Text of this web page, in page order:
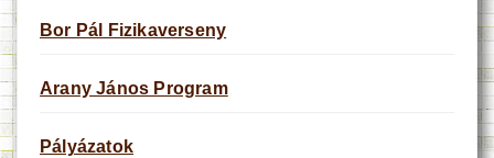
Bor Pál Fizikaverseny
Arany János Program
Pályázatok